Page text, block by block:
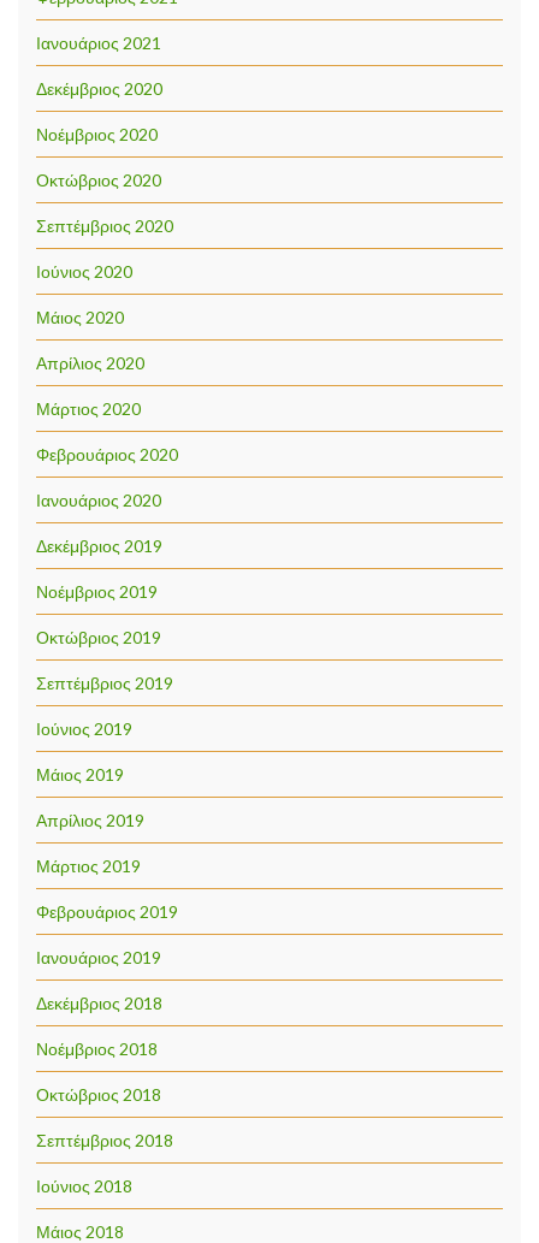
Ιανουάριος 2021
Δεκέμβριος 2020
Νοέμβριος 2020
Οκτώβριος 2020
Σεπτέμβριος 2020
Ιούνιος 2020
Μάιος 2020
Απρίλιος 2020
Μάρτιος 2020
Φεβρουάριος 2020
Ιανουάριος 2020
Δεκέμβριος 2019
Νοέμβριος 2019
Οκτώβριος 2019
Σεπτέμβριος 2019
Ιούνιος 2019
Μάιος 2019
Απρίλιος 2019
Μάρτιος 2019
Φεβρουάριος 2019
Ιανουάριος 2019
Δεκέμβριος 2018
Νοέμβριος 2018
Οκτώβριος 2018
Σεπτέμβριος 2018
Ιούνιος 2018
Μάιος 2018